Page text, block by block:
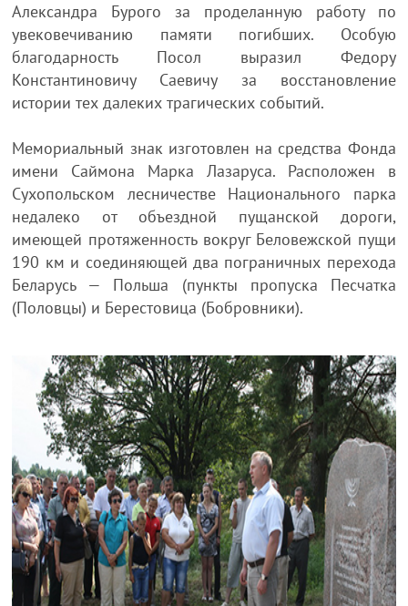
Александра Бурого за проделанную работу по
увековечиванию памяти погибших. Особую
благодарность Посол выразил Федору
Константиновичу Саевичу за восстановление
истории тех далеких трагических событий.
Мемориальный знак изготовлен на средства Фонда
имени Саймона Марка Лазаруса. Расположен в
Сухопольском лесничестве Национального парка
недалеко от объездной пущанской дороги,
имеющей протяженность вокруг Беловежской пущи
190 км и соединяющей два пограничных перехода
Беларусь — Польша (пункты пропуска Песчатка
(Половцы) и Берестовица (Бобровники).